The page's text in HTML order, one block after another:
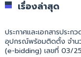
เรื่องล่าสุด
ประกาศและเอกสารประ
อุปกรณ์พร้อมติดตั้ง จำนว
(e-bidding) เลขที่ 03/